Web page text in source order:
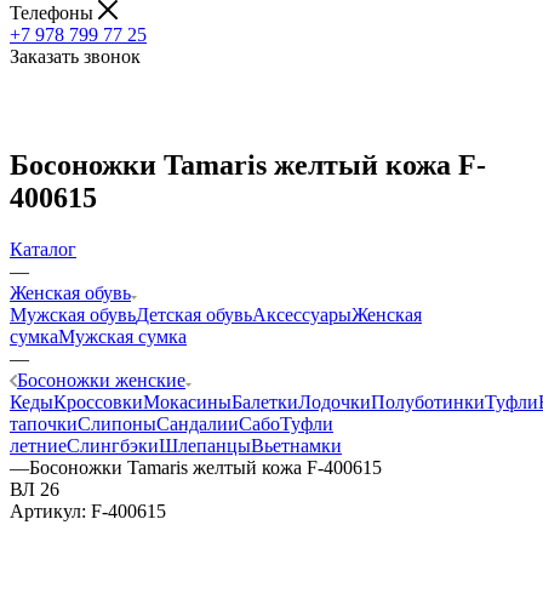
Телефоны
+7 978 799 77 25
Заказать звонок
Босоножки Tamaris желтый кожа F-
400615
Каталог
—
Женская обувь
Мужская обувьДетская обувьАксессуарыЖенская
сумкаМужская сумка
—
Босоножки женские
КедыКроссовкиМокасиныБалеткиЛодочкиПолуботинкиТуфли
тапочкиСлипоныСандалииСабоТуфли
летниеСлингбэкиШлепанцыВьетнамки
—Босоножки Tamaris желтый кожа F-400615
ВЛ 26
Артикул: F-400615